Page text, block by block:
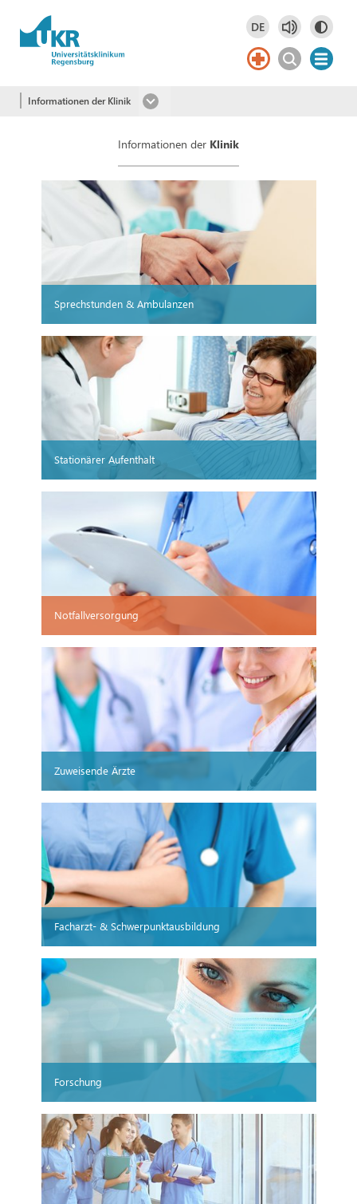
Springe zum Hauptinhalt DE
Deutsch
DE
Informationen der Klinik
Informationen der Klinik
Sprechstunden & Ambulanzen
Stationärer Aufenthalt
Notfallversorgung
Zuweisende Ärzte
Facharzt- & Schwerpunktausbildung
Forschung